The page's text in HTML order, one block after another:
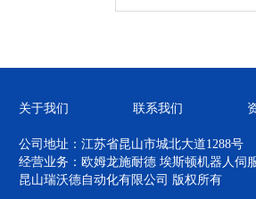
关于我们 联系我们
公司地址：江苏省昆山市城北大道1288号
经营业务：欧姆龙施耐德 埃斯顿机器人伺
昆山瑞沃德自动化有限公司 版权所有